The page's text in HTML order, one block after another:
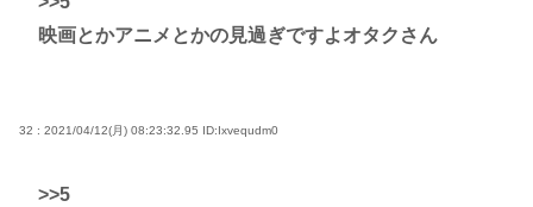
映画とかアニメとかの見過ぎですよオタクさん
32 : 2021/04/12(月) 08:23:32.95 ID:Ixvequdm0
>>5